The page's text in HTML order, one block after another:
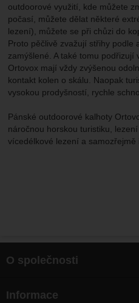
outdoorové využití, kde můžete
počasí, můžete dělat některé
lezení), můžete se při chůzi do
Proto pěčlivě zvažují střihy podle
zamýšlené. A také tomu
Ortovox mají vždy zvýšenou
kontakt kolen o skálu. Naopak
vysokou prodyšností, rychle
Pánské outdoorové kalhoty
náročnou horskou turistiku,
vícedélkové lezení a samozřejmě
O společnosti
O nás
Informace